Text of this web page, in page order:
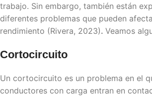
trabajo. Sin embargo, también están
diferentes problemas que pueden
rendimiento (Rivera, 2023). Veamos
Cortocircuito
Un cortocircuito es un problema en el
conductores con carga entran en